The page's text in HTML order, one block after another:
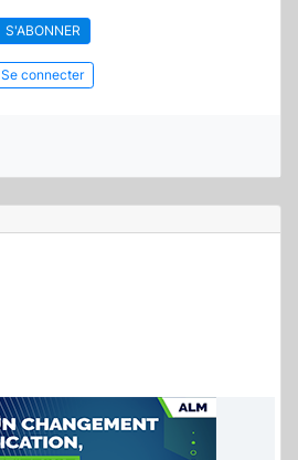
S'ABONNER
Se connecter